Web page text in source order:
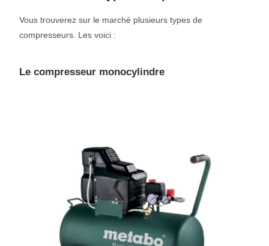
Vous trouverez sur le marché plusieurs types de
compresseurs. Les voici :
Le compresseur monocylindre